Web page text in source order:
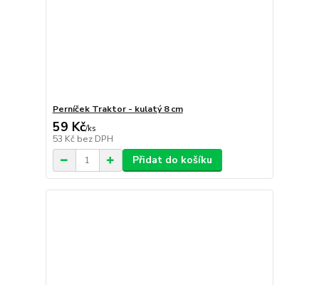
Perníček Traktor - kulatý 8 cm
59 Kč/ks
53 Kč bez DPH
Přidat do košíku